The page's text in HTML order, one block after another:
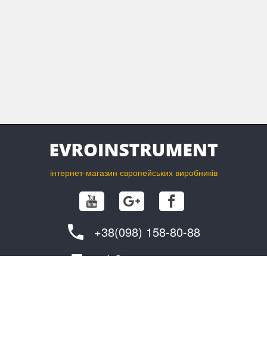
інтернет-магазин європейських виробників
+38(098) 158-80-88
info@evroinstrument.com